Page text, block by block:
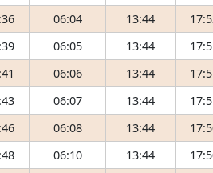
06:04 13:44
06:05 13:44
06:06 13:44
06:07 13:44
06:08 13:44
06:10 13:44